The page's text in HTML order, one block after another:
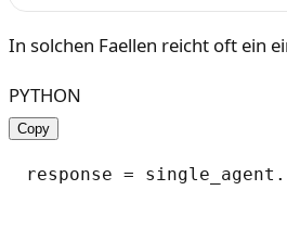
In solchen Faellen reicht oft ein
PYTHON
Copy